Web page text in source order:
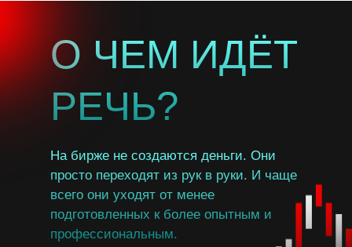
О ЧЕМ ИДЁТ
РЕЧЬ?
На бирже не создаются деньги. Они
просто переходят из рук в руки. И чаще
всего они уходят от менее
подготовленных к более опытным и
профессиональным.